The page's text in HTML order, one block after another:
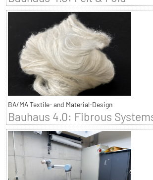
BA/MA Textile- and Material-Design
Bauhaus 4.0: Fibrous